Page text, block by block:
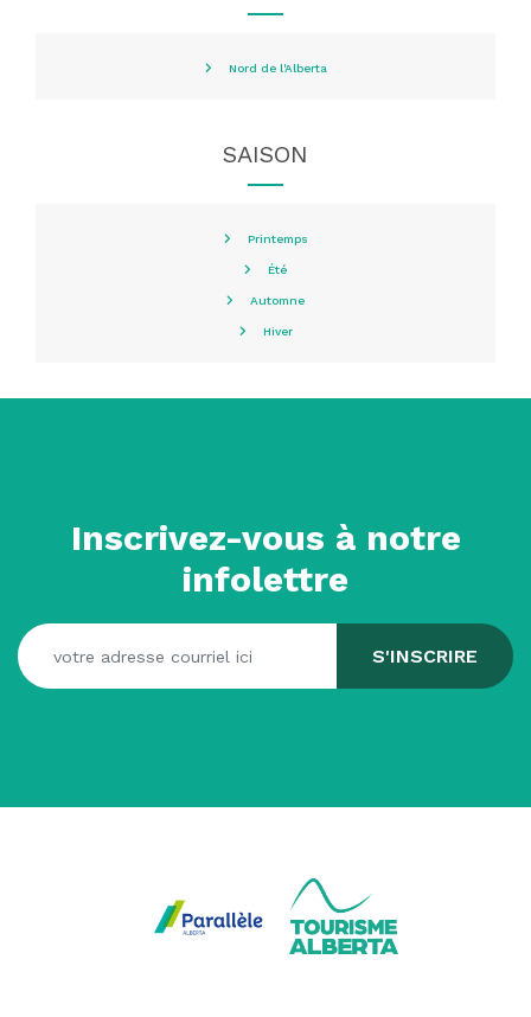
Nord de l'Alberta
SAISON
Printemps
Été
Automne
Hiver
Inscrivez-vous à notre
infolettre